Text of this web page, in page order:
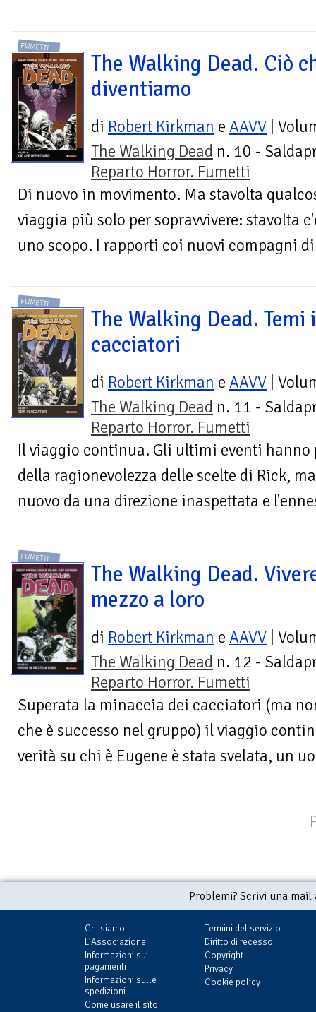
FUMETTI
The Walking Dead. Ciò
diventiamo
di Robert Kirkman e AAVV |
The Walking Dead n. 10 -
Reparto Horror. Fumetti
Di nuovo in movimento. Ma stavolta
viaggia più solo per sopravvivere: stavolta
uno scopo. I rapporti coi nuovi compagni
FUMETTI
The Walking Dead. Temi i
cacciatori
di Robert Kirkman e AAVV |
The Walking Dead n. 11 -
Reparto Horror. Fumetti
Il viaggio continua. Gli ultimi eventi
della ragionevolezza delle scelte di Rick,
nuovo da una direzione inaspettata e
FUMETTI
The Walking Dead.
mezzo a loro
di Robert Kirkman e AAVV |
The Walking Dead n. 12 -
Reparto Horror. Fumetti
Superata la minaccia dei cacciatori (ma
che è successo nel gruppo) il viaggio
verità su chi è Eugene è stata svelata, un
Problemi? Scrivi una
Chi siamo
L'Associazione
Informazioni sui
pagamenti
Informazioni sulle
spedizioni
Come usare il sito
Termini del servizio
Diritto di recesso
Copyright
Privacy
Cookie policy